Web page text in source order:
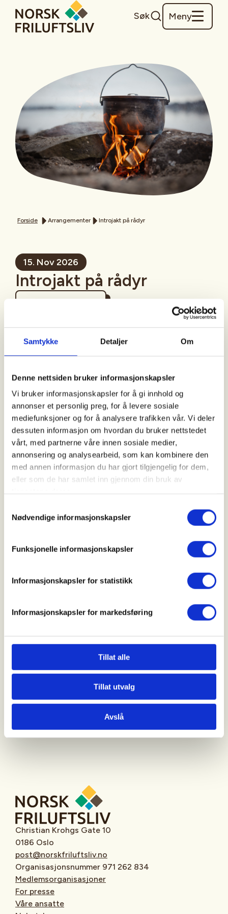
Samtykke Detaljer Om
Denne nettsiden bruker informasjonskapsler
Vi bruker informasjonskapsler for å gi innhold og
annonser et personlig preg, for å levere sosiale
mediefunksjoner og for å analysere trafikken vår. Vi deler
dessuten informasjon om hvordan du bruker nettstedet
vårt, med partnerne våre innen sosiale medier,
annonsering og analysearbeid, som kan kombinere den
med annen informasjon du har gjort tilgjengelig for dem,
eller som de har samlet inn gjennom din bruk av
Nødvendige informasjonskapsler
Funksjonelle informasjonskapsler
Informasjonskapsler for statistikk
Informasjonskapsler for markedsføring
Tillat alle
Tillat utvalg
Avslå
Søk Meny
Forside Arrangementer Introjakt på rådyr
15. Nov 2026
Introjakt på rådyr
Tid
15. Nov 2026
Kl. 07.00 - 21.00
Kontaktperson
jeamar89@gmail.com
Vi inviterer til introjakt for jegere på Hustveit. _mer
informasjon kommer
Mer informasjon
Oppmøtested
Christian Krohgs Gate 10
0186 Oslo
post@norskfriluftsliv.no
Organisasjonsnummer 971 262 834
Medlemsorganisasjoner
For presse
Våre ansatte